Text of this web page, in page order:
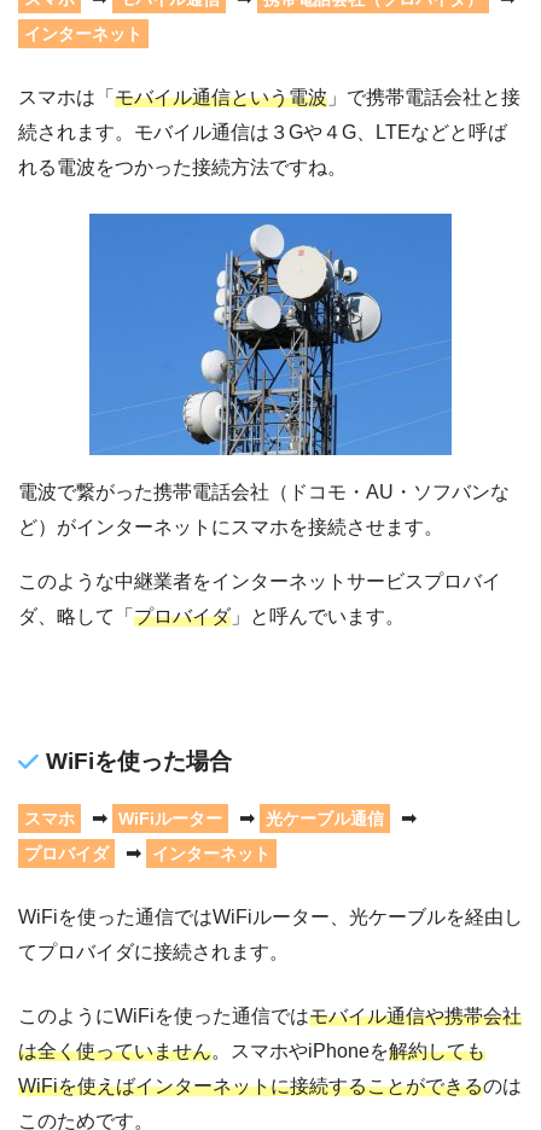
インターネット
スマホは「 モバイル通信という電波 」で携帯電話会社と接
続されます。モバイル通信は３Gや４G、LTEなどと呼ば
れる電波をつかった接続方法ですね。
電波で繋がった携帯電話会社（ドコモ・AU・ソフバンな
ど）がインターネットにスマホを接続させます。
このような中継業者をインターネットサービスプロバイ
ダ、略して「 プロバイダ」と呼んでいます。
WiFiを使った場合
スマホ ➡ WiFiルーター ➡ 光ケーブル通信 ➡
プロバイダ ➡ インターネット
WiFiを使った通信ではWiFiルーター、光ケーブルを経由し
てプロバイダに接続されます。
このようにWiFiを使った通信ではモバイル通信や携帯会社
は全く使っていません。スマホやiPhoneを解約しても
WiFiを使えばインターネットに接続することができるのは
このためです。